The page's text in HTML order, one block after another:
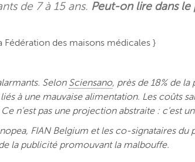
de 7 à 15 ans. Peut-on lire dans le
Fédération des maisons médicales }
Selon Sciensano, près de 18% de la
à une mauvaise alimentation. Les coûts
Ce n’est pas une projection abstraite : c’est
FIAN Belgium et les co-signataires
la publicité promouvant la malbouffe.